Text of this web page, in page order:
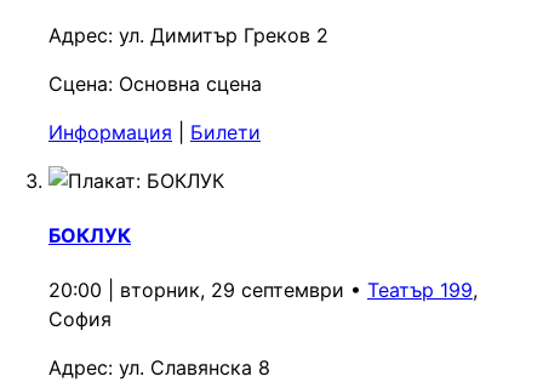
Адрес: ул. Димитър Греков 2
Сцена: Основна сцена
Информация
Билети
БОКЛУК
20:00 | вторник, 29 септември • Театър 199,
София
Адрес: ул. Славянска 8